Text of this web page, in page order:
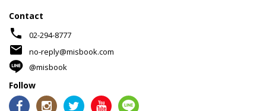
Contact
phone 02-294-8777
mail
no-reply@misbook.com
@misbook
Follow